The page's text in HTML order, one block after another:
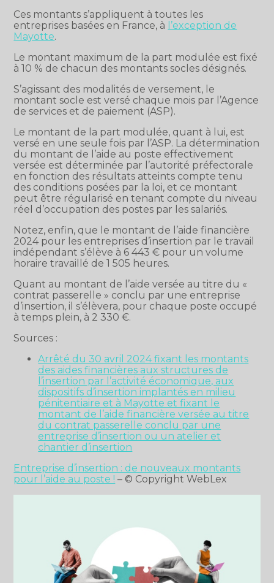
Ces montants s’appliquent à toutes les
entreprises basées en France, à l’exception de
Mayotte.
Le montant maximum de la part modulée est fixé
à 10 % de chacun des montants socles désignés.
S’agissant des modalités de versement, le
montant socle est versé chaque mois par l’Agence
de services et de paiement (ASP).
Le montant de la part modulée, quant à lui, est
versé en une seule fois par l’ASP. La détermination
du montant de l’aide au poste effectivement
versée est déterminée par l’autorité préfectorale
en fonction des résultats atteints compte tenu
des conditions posées par la loi, et ce montant
peut être régularisé en tenant compte du niveau
réel d’occupation des postes par les salariés.
Notez, enfin, que le montant de l’aide financière
2024 pour les entreprises d’insertion par le travail
indépendant s’élève à 6 443 € pour un volume
horaire travaillé de 1 505 heures.
Quant au montant de l’aide versée au titre du «
contrat passerelle » conclu par une entreprise
d’insertion, il s’élèvera, pour chaque poste occupé
à temps plein, à 2 330 €.
Sources :
Arrêté du 30 avril 2024 fixant les montants
des aides financières aux structures de
l’insertion par l’activité économique, aux
dispositifs d’insertion implantés en milieu
pénitentiaire et à Mayotte et fixant le
montant de l’aide financière versée au titre
du contrat passerelle conclu par une
entreprise d’insertion ou un atelier et
chantier d’insertion
Entreprise d’insertion : de nouveaux montants
pour l’aide au poste ! – © Copyright WebLex